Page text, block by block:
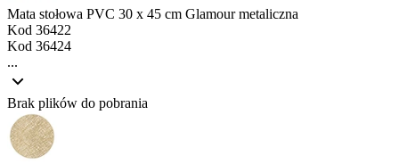
Mata stołowa PVC 30 x 45 cm Glamour metaliczna
Kod 36422
Kod 36424
...
Brak plików do pobrania